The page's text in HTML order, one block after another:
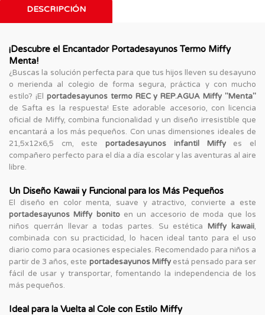
DESCRIPCIÓN
¡Descubre el Encantador Portadesayunos Termo Miffy
Menta!
¿Buscas la solución perfecta para que tus hijos lleven su desayuno
o merienda al colegio de forma segura, práctica y con mucho
estilo? ¡El portadesayunos termo REC y REP.AGUA Miffy "Menta"
de Safta es la respuesta! Este adorable accesorio, con licencia
oficial de Miffy, combina funcionalidad y un diseño irresistible que
encantará a los más pequeños. Con unas dimensiones ideales de
21,5x12x6,5 cm, esteportadesayunos infantil Miffyes el
compañero perfecto para el día a día escolar y las aventuras al aire
libre.
Un Diseño Kawaii y Funcional para los Más Pequeños
El diseño en color menta, suave y atractivo, convierte a este
portadesayunos Miffy bonitoen un accesorio de moda que los
niños querrán llevar a todas partes. Su estéticaMiffy kawaii,
combinada con su practicidad, lo hacen ideal tanto para el uso
diario como para ocasiones especiales. Recomendado para niños a
partir de 3 años, este portadesayunos Miffyestá pensado para ser
fácil de usar y transportar, fomentando la independencia de los
más pequeños.
Ideal para la Vuelta al Cole con Estilo Miffy